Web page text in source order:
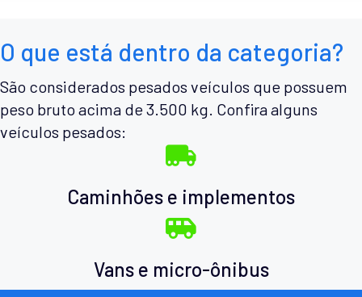
O que está dentro da categoria?
São considerados pesados veículos que possuem
peso bruto acima de 3.500 kg. Confira alguns
veículos pesados:
Caminhões e implementos
Vans e micro-ônibus